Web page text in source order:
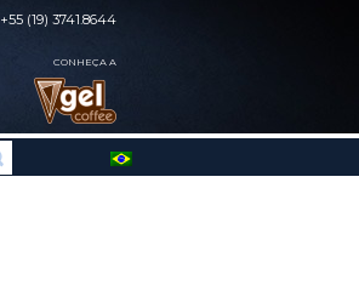
+55 (19) 3741.8644
CONHEÇA A